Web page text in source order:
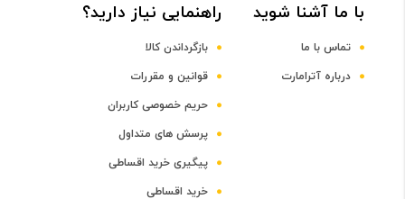
DDR4
با ما آشنا شوید
تماس با ما
درباره آترامارت
راهنمایی نیاز دارید؟
بازگرداندن کالا
قوانین و مقررات
حریم خصوصی کاربران
پرسش های متداول
پیگیری خرید اقساطی
خرید اقساطی